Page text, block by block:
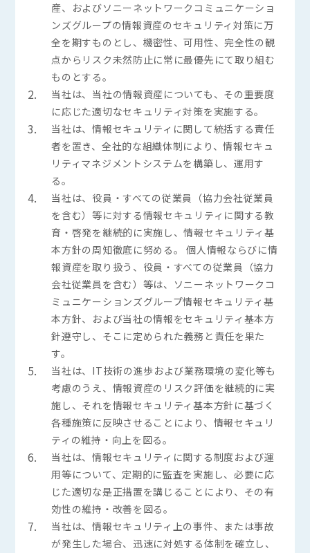
産、およびソニーネットワークコミュニケーショ
ンズグループの情報資産のセキュリティ対策に万
全を期すものとし、機密性、可用性、完全性の観
点からリスク未然防止に常に最優先にて取り組む
ものとする。
2.
当社は、当社の情報資産についても、その重要度
に応じた適切なセキュリティ対策を実施する。
3.
当社は、情報セキュリティに関して統括する責任
者を置き、全社的な組織体制により、情報セキュ
リティマネジメントシステムを構築し、運用す
る。
4.
当社は、役員・すべての従業員（協力会社従業員
を含む）等に対する情報セキュリティに関する教
育・啓発を継続的に実施し、情報セキュリティ基
本方針の周知徹底に努める。 個人情報ならびに情
報資産を取り扱う、役員・すべての従業員（協力
会社従業員を含む）等は、ソニーネットワークコ
ミュニケーションズグループ情報セキュリティ基
本方針、および当社の情報をセキュリティ基本方
針遵守し、そこに定められた義務と責任を果た
す。
5.
当社は、IT技術の進歩および業務環境の変化等も
考慮のうえ、情報資産のリスク評価を継続的に実
施し、それを情報セキュリティ基本方針に基づく
各種施策に反映させることにより、情報セキュリ
ティの維持・向上を図る。
6.
当社は、情報セキュリティに関する制度および運
用等について、定期的に監査を実施し、必要に応
じた適切な是正措置を講じることにより、その有
効性の維持・改善を図る。
7.
当社は、情報セキュリティ上の事件、または事故
が発生した場合、迅速に対処する体制を確立し、